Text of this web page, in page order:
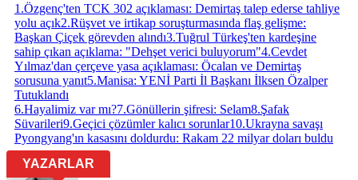
1 .Özgenç'ten TCK 302 açıklaması: Demirtaş talep ederse tahliye
yolu açık2.Rüşvet ve irtikap soruşturmasında flaş gelişme:
Başkan Çiçek görevden alındı3.Tuğrul Türkeş'ten kardeşine
sahip çıkan açıklama: "Dehşet verici buluyorum"4.Cevdet
Yılmaz'dan çerçeve yasa açıklaması: Öcalan ve Demirtaş
sorusuna yanıt5.Manisa: YENİ Parti İl Başkanı İlksen Özalper
Tutuklandı
6.Hayalimiz var mı?7.Gönüllerin şifresi: Selam8.Şafak
Süvarileri9.Geçici çözümler kalıcı sorunlar10.Ukrayna savaşı
Pyongyang'ın kasasını doldurdu: Rakam 22 milyar doları buldu
YAZARLAR